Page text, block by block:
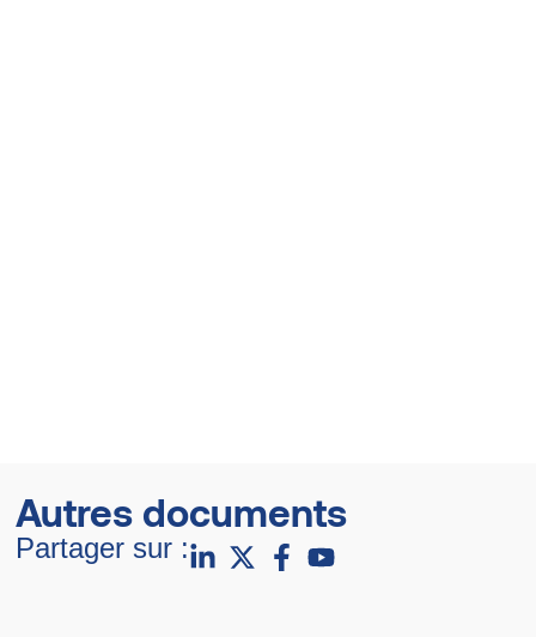
Autres documents
Partager sur :